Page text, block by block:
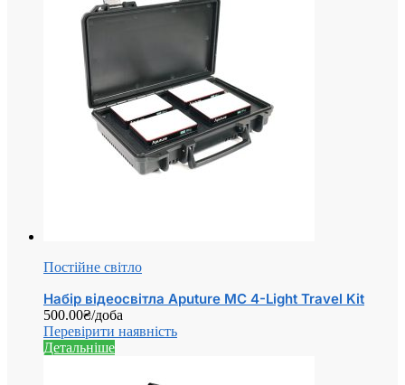
Постійне світло
Набір відеосвітла Aputure MC 4-Light Travel Kit
500.00₴/доба
Перевірити наявність
Детальніше